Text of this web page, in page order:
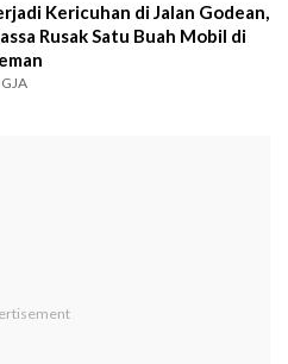
Kericuhan di Jalan Godean,
Rusak Satu Buah Mobil di